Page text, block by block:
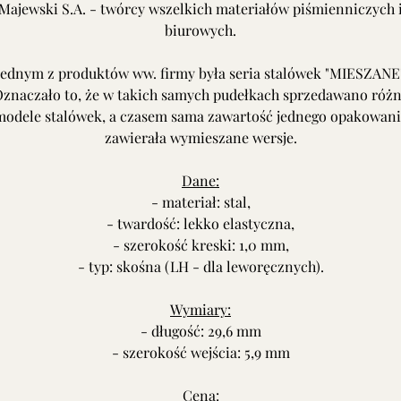
S.A. - twórcy wszelkich materiałów piśmienniczych i
biurowych.
z produktów ww. firmy była seria stalówek
to, że w takich samych pudełkach sprzedawano
stalówek, a czasem sama zawartość jednego
zawierała wymieszane wersje.
Dane:
- materiał: stal,
- twardość: lekko elastyczna,
- szerokość kreski: 1,0 mm,
- typ: skośna (LH - dla leworęcznych).
Wymiary:
- długość: 29,6 mm
- szerokość wejścia: 5,9 mm
Cena: